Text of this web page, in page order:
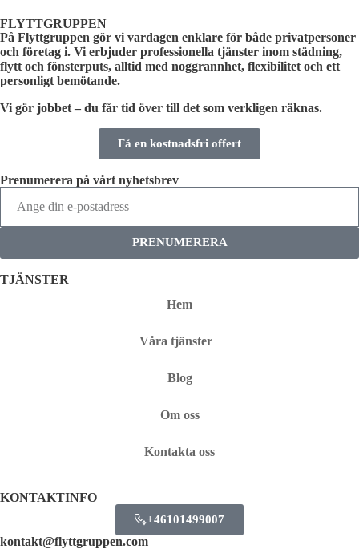
FLYTTGRUPPEN
På Flyttgruppen gör vi vardagen enklare för både privatpersoner
och företag i. Vi erbjuder professionella tjänster inom städning,
flytt och fönsterputs, alltid med noggrannhet, flexibilitet och ett
personligt bemötande.
Vi gör jobbet – du får tid över till det som verkligen räknas.
Få en kostnadsfri offert
Prenumerera på vårt nyhetsbrev
PRENUMERERA
TJÄNSTER
Hem
Våra tjänster
Blog
Om oss
Kontakta oss
KONTAKTINFO
+46101499007
kontakt@flyttgruppen.com